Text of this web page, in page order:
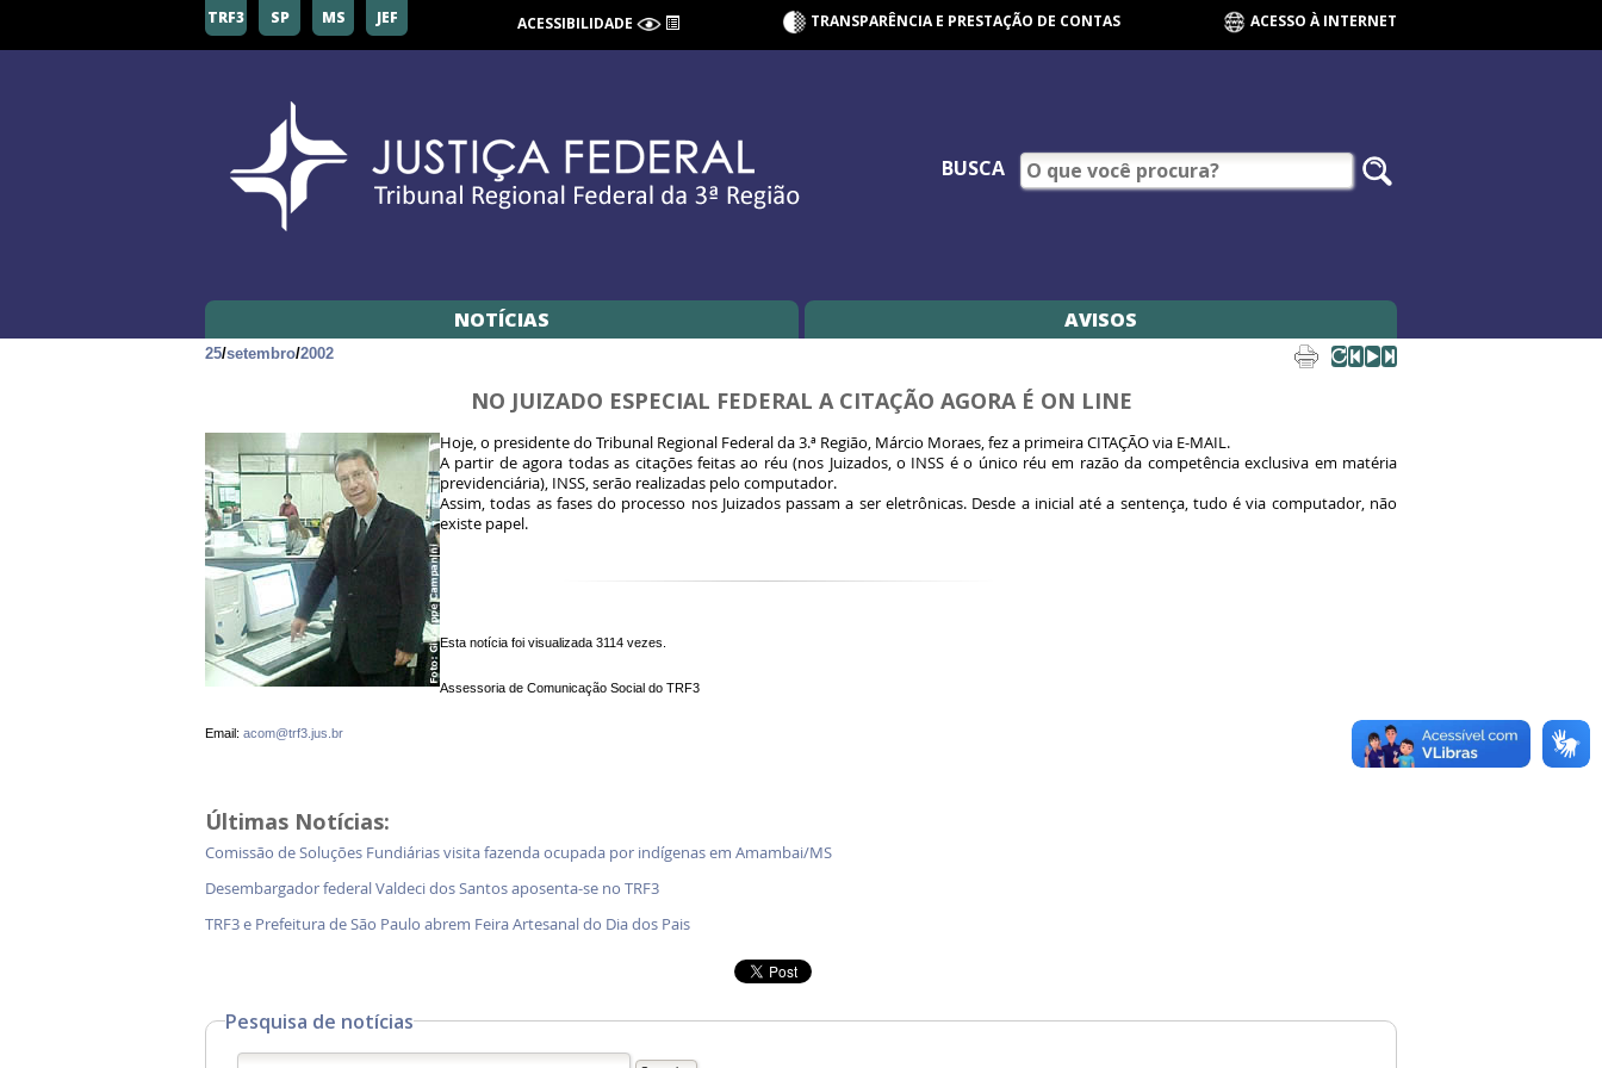
TRF3 SP MS JEF ACESSIBILIDADE TRANSPARÊNCIA E PRESTAÇÃO DE CONTAS ACESSO À INTERNET
BUSCA
NOTÍCIAS AVISOS
25/setembro/2002
NO JUIZADO ESPECIAL FEDERAL A CITAÇÃO AGORA É ON LINE
Hoje, o presidente do Tribunal Regional Federal da 3.ª Região, Márcio Moraes, fez a primeira CITAÇÃO via E-MAIL.
A partir de agora todas as citações feitas ao réu (nos Juizados, o INSS é o único réu em razão da competência exclusiva em matéria
previdenciária), INSS, serão realizadas pelo computador.
Assim, todas as fases do processo nos Juizados passam a ser eletrônicas. Desde a inicial até a sentença, tudo é via computador, não
existe papel.
Esta notícia foi visualizada 3114 vezes.
Assessoria de Comunicação Social do TRF3
Email: acom@trf3.jus.br
Últimas Notícias:
Comissão de Soluções Fundiárias visita fazenda ocupada por indígenas em Amambai/MS
Desembargador federal Valdeci dos Santos aposenta-se no TRF3
TRF3 e Prefeitura de São Paulo abrem Feira Artesanal do Dia dos Pais
Pesquisa de notícias